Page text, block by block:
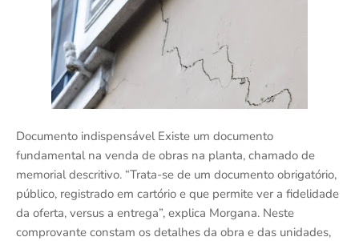
Documento indispensável Existe um documento
fundamental na venda de obras na planta, chamado de
memorial descritivo. “Trata-se de um documento obrigatório,
público, registrado em cartório e que permite ver a fidelidade
da oferta, versus a entrega”, explica Morgana. Neste
comprovante constam os detalhes da obra e das unidades,